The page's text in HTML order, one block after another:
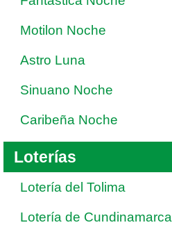
Motilon Noche
Astro Luna
Sinuano Noche
Caribeña Noche
Loterías
Lotería del Tolima
Lotería de Cundinamarca